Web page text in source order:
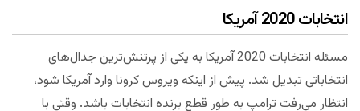
انتخابات 2020 آمریکا
مسئله انتخابات 2020 آمریکا به یکی از پرتنش‌ترین جدال‌های
انتخاباتی تبدیل شد. پیش از اینکه ویروس کرونا وارد آمریکا شود،
انتظار می‌رفت ترامپ به طور قطع برنده انتخابات باشد. وقتی با